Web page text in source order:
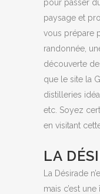
pour passer
paysage et
vous prépare
randonnée,
découverte
que le site la
distilleries
etc. Soyez
en visitant
LA
La Désirade
mais c’est